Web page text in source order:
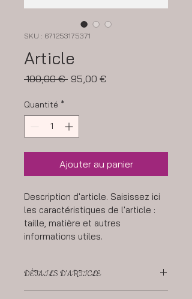
SKU : 671253175371
Article
100,00 € Prix
95,00 €
Quantité *
Ajouter au panier
Description d'article. Saisissez ici
les caractéristiques de l'article :
taille, matière et autres
informations utiles.
DÉTAILS D'ARTICLE